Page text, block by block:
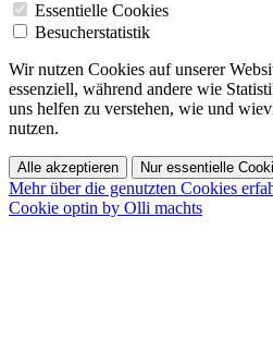
Essentielle Cookies
Besucherstatistik
Wir nutzen Cookies auf unserer
essenziell, während andere wie
uns helfen zu verstehen, wie und
nutzen.
Alle akzeptieren Nur essentielle
Mehr über die genutzten Cookies
Cookie optin by Olli machts